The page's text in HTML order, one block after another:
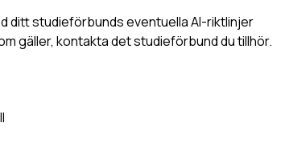
ditt studieförbunds eventuella AI-riktlinjer
gäller, kontakta det studieförbund du tillhör.